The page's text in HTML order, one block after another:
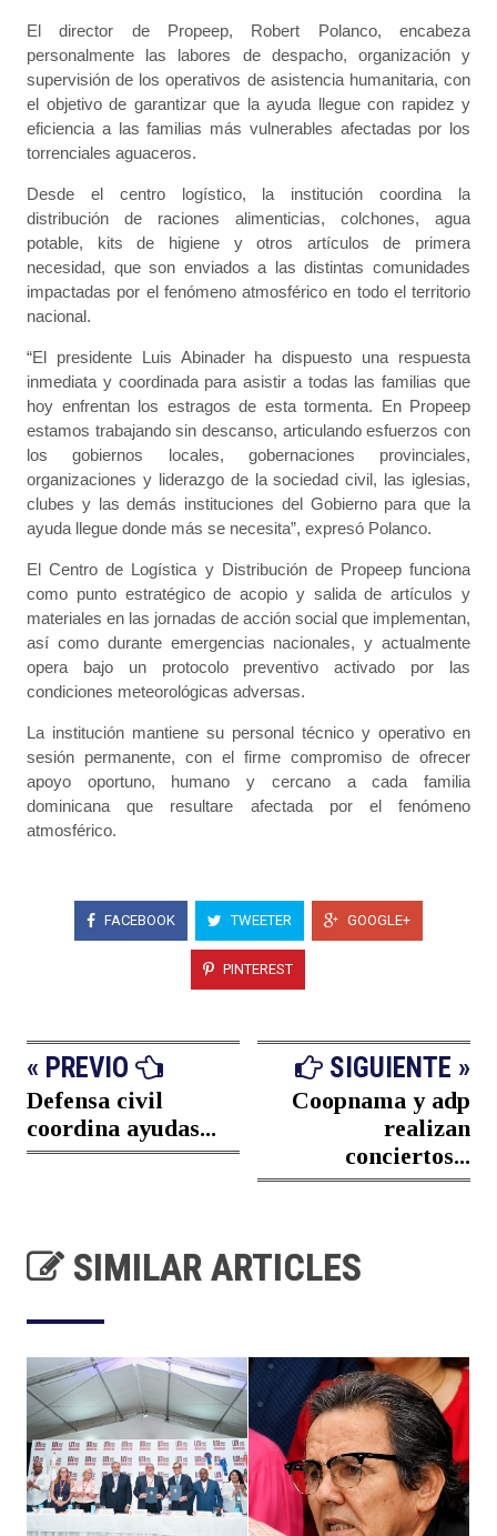
El director de Propeep, Robert Polanco, encabeza
personalmente las labores de despacho, organización y
supervisión de los operativos de asistencia humanitaria, con
el objetivo de garantizar que la ayuda llegue con rapidez y
eficiencia a las familias más vulnerables afectadas por los
torrenciales aguaceros.
Desde el centro logístico, la institución coordina la
distribución de raciones alimenticias, colchones, agua
potable, kits de higiene y otros artículos de primera
necesidad, que son enviados a las distintas comunidades
impactadas por el fenómeno atmosférico en todo el territorio
nacional.
“El presidente Luis Abinader ha dispuesto una respuesta
inmediata y coordinada para asistir a todas las familias que
hoy enfrentan los estragos de esta tormenta. En Propeep
estamos trabajando sin descanso, articulando esfuerzos con
los gobiernos locales, gobernaciones provinciales,
organizaciones y liderazgo de la sociedad civil, las iglesias,
clubes y las demás instituciones del Gobierno para que la
ayuda llegue donde más se necesita”, expresó Polanco.
El Centro de Logística y Distribución de Propeep funciona
como punto estratégico de acopio y salida de artículos y
materiales en las jornadas de acción social que implementan,
así como durante emergencias nacionales, y actualmente
opera bajo un protocolo preventivo activado por las
condiciones meteorológicas adversas.
La institución mantiene su personal técnico y operativo en
sesión permanente, con el firme compromiso de ofrecer
apoyo oportuno, humano y cercano a cada familia
dominicana que resultare afectada por el fenómeno
atmosférico.
FACEBOOK TWEETER GOOGLE+
PINTEREST
« PREVIO
Defensa civil
coordina ayudas...
SIGUIENTE »
Coopnama y adp
realizan
conciertos...
SIMILAR ARTICLES